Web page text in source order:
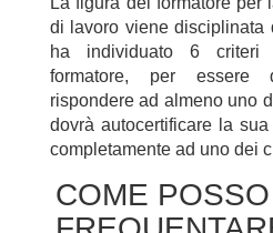
di lavoro viene disciplinata
ha individuato 6 criteri
formatore, per essere
rispondere ad almeno uno
dovrà autocertificare la
completamente ad uno dei
COME POSSO